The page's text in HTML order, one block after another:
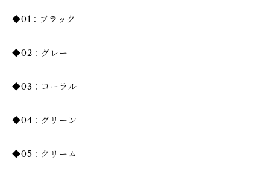
◆01：ブラック
◆02：グレー
◆03：コーラル
◆04：グリーン
◆05：クリーム